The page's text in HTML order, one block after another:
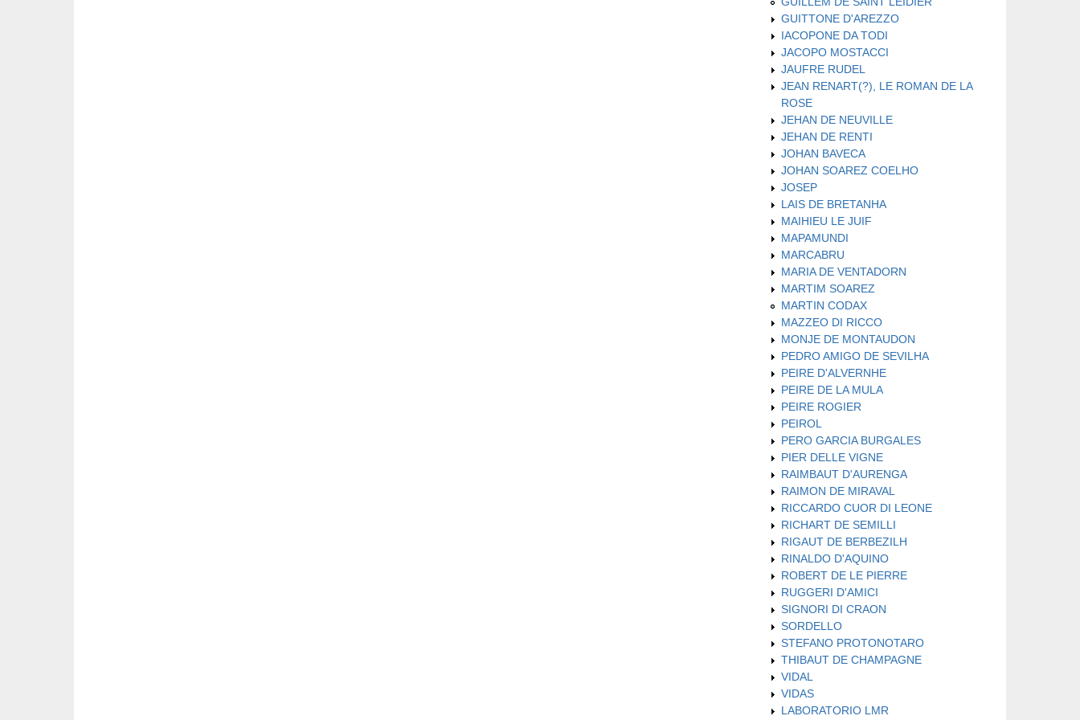
GUITTONE D'AREZZO
IACOPONE DA TODI
JACOPO MOSTACCI
JAUFRE RUDEL
JEAN RENART(?), LE ROMAN DE LA
ROSE
JEHAN DE NEUVILLE
JEHAN DE RENTI
JOHAN BAVECA
JOHAN SOAREZ COELHO
JOSEP
LAIS DE BRETANHA
MAIHIEU LE JUIF
MAPAMUNDI
MARCABRU
MARIA DE VENTADORN
MARTIM SOAREZ
MARTIN CODAX
MAZZEO DI RICCO
MONJE DE MONTAUDON
PEDRO AMIGO DE SEVILHA
PEIRE D'ALVERNHE
PEIRE DE LA MULA
PEIRE ROGIER
PEIROL
PERO GARCIA BURGALES
PIER DELLE VIGNE
RAIMBAUT D'AURENGA
RAIMON DE MIRAVAL
RICCARDO CUOR DI LEONE
RICHART DE SEMILLI
RIGAUT DE BERBEZILH
RINALDO D'AQUINO
ROBERT DE LE PIERRE
RUGGERI D'AMICI
SIGNORI DI CRAON
SORDELLO
STEFANO PROTONOTARO
THIBAUT DE CHAMPAGNE
VIDAL
VIDAS
LABORATORIO LMR